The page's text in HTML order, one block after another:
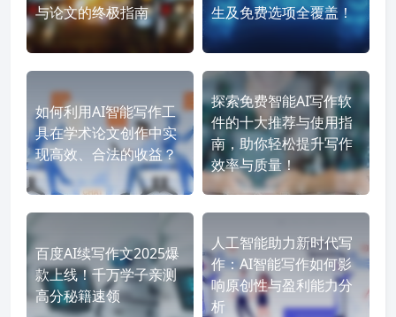
与论文的终极指南
生及免费选项全覆盖！
如何利用AI智能写作工
具在学术论文创作中实
现高效、合法的收益？
探索免费智能AI写作软
件的十大推荐与使用指
南，助你轻松提升写作
效率与质量！
百度AI续写作文2025爆
款上线！千万学子亲测
高分秘籍速领
人工智能助力新时代写
作：AI智能写作如何影
响原创性与盈利能力分
析